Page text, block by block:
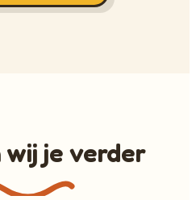
je verder